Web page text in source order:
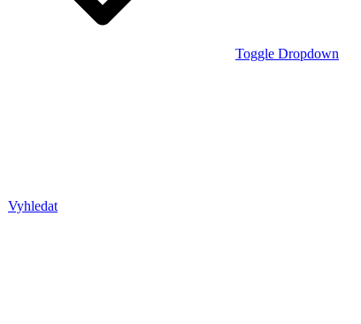
Toggle Dropdown
Vyhledat